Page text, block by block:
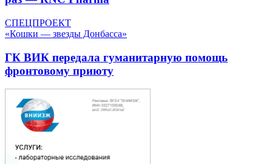
СПЕЦПРОЕКТ
«Кошки — звезды Донбасса»
ГК ВИК передала гуманитарную помощь
фронтовому приюту